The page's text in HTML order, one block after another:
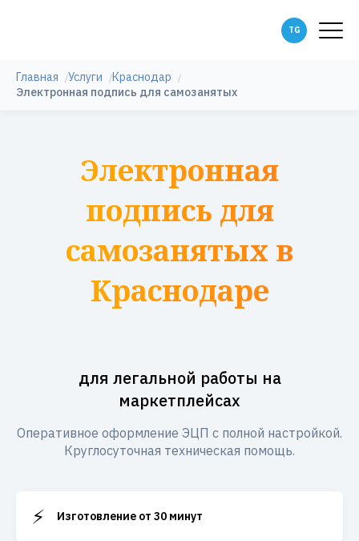
Главная Услуги
Краснодар
Электронная подпись для самозанятых
Электронная
подпись для
самозанятых в
Краснодаре
для легальной работы на
маркетплейсах
Оперативное оформление ЭЦП с полной настройкой.
Круглосуточная техническая помощь.
⚡ Изготовление от 30 минут